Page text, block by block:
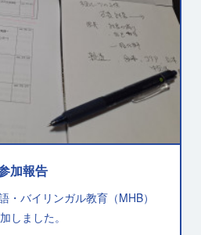
加報告
・バイリンガル教育（MHB）
しました。